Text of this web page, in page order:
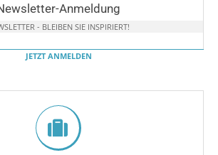
Anmeldung
- BLEIBEN SIE INSPIRIERT!
JETZT ANMELDEN